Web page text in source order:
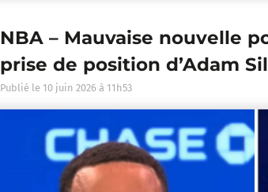
NBA – Mauvaise nouvelle
prise de position d’Adam
Publié le 10 juin 2026 à 11h53